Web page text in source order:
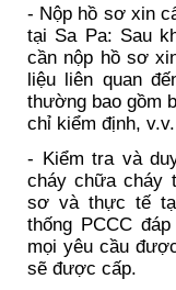
- Nộp hồ sơ xin
tại Sa Pa: Sau
cần nộp hồ sơ
liệu liên quan
thường bao gồm
chỉ kiểm định, v.v.
- Kiểm tra và
cháy chữa cháy
sơ và thực tế
thống PCCC
mọi yêu cầu
sẽ được cấp.